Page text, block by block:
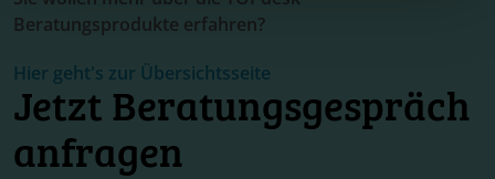
Beratungsprodukte erfahren?
Hier geht's zur Übersichtsseite
Jetzt Beratungsgespräch
anfragen